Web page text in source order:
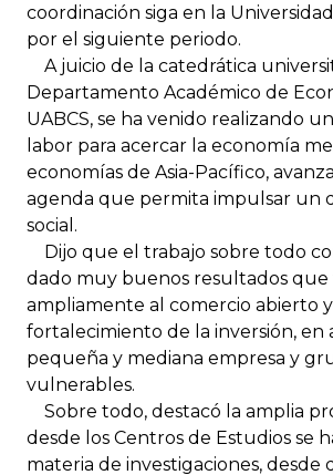
coordinación siga en la
por el siguiente periodo.
A juicio de la catedrática
Departamento Académico de
UABCS, se ha venido realizando
labor para acercar la economía
economías de Asia-Pacífico,
agenda que permita impulsar un
social.
Dijo que el trabajo sobre todo
dado muy buenos resultados que
ampliamente al comercio abierto y
fortalecimiento de la inversión, en
pequeña y mediana empresa y
vulnerables.
Sobre todo, destacó la amplia
desde los Centros de Estudios se
materia de investigaciones, desde